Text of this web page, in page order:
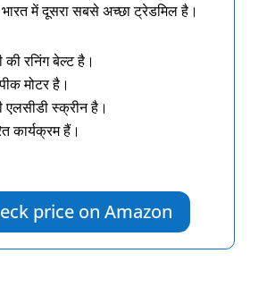
में दूसरा सबसे अच्छा ट्रेडमिल है।
की रनिंग बेल्ट है।
मोटर है।
एलसीडी स्क्रीन है।
कार्यक्रम हैं।
price on Amazon